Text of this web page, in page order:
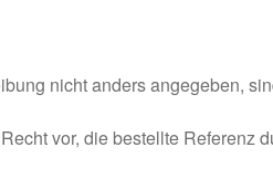
nicht anders angegeben,
vor, die bestellte Referenz